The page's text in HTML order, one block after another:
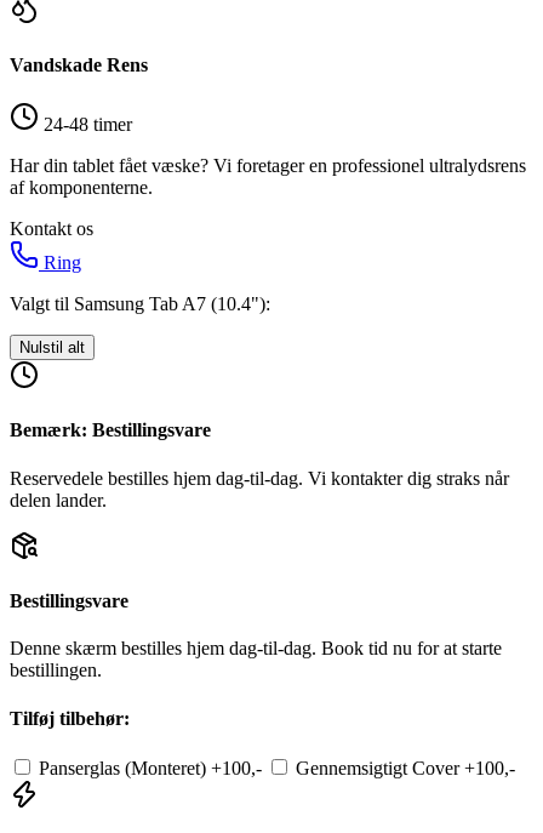
Vandskade Rens
24-48 timer
Har din tablet fået væske? Vi foretager en professionel ultralydsrens
af komponenterne.
Kontakt os
Ring
Valgt til Samsung Tab A7 (10.4"):
Nulstil alt
Bemærk: Bestillingsvare
Reservedele bestilles hjem dag-til-dag. Vi kontakter dig straks når
delen lander.
Bestillingsvare
Denne skærm bestilles hjem dag-til-dag. Book tid nu for at starte
bestillingen.
Tilføj tilbehør:
Panserglas (Monteret) +100,- Gennemsigtigt Cover +100,-